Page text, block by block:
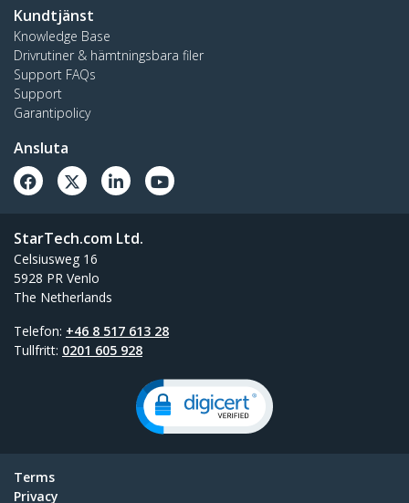
Kundtjänst
Knowledge Base
Drivrutiner & hämtningsbara filer
Support FAQs
Support
Garantipolicy
Ansluta
StarTech.com Ltd.
Celsiusweg 16
5928 PR Venlo
The Netherlands
Telefon: +46 8 517 613 28
Tullfritt: 0201 605 928
Terms
Privacy